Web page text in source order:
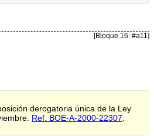
[Bloque 16: #a11]
derogatoria única de la Ley
Ref. BOE-A-2000-22307